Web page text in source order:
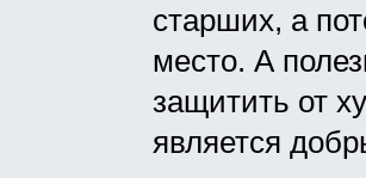
старших, а
место. А
защитить от
является